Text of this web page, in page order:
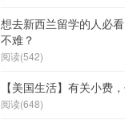
想去新西兰留学的人必
不难？
阅读(542)
【美国生活】有关小费
阅读(648)